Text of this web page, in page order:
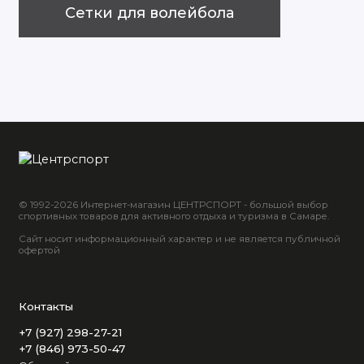
Сетки для волейбола
© 1992-2026 Интернет-магазин ЦЕНТРСПОРТ - большой выбор
спортивных товаров для активного отдыха и туризма в Самаре.
Сайт носит информационный характер и не является публичной
офертой
Контакты
+7 (927) 298-27-21
+7 (846) 973-50-47